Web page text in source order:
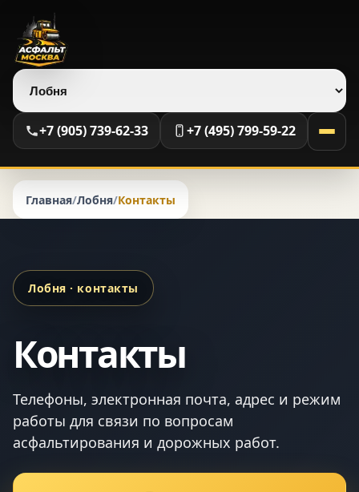
Выберите регион
+7 (905) 739-62-33 +7 (495) 799-59-22
Главная/Лобня/Контакты
Лобня · контакты
Контакты
Телефоны, электронная почта, адрес и режим
работы для связи по вопросам
асфальтирования и дорожных работ.